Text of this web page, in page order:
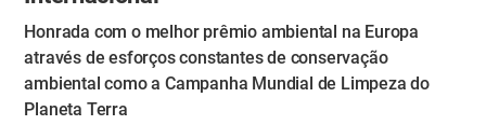
Honrada com o melhor prêmio ambiental na Europa
através de esforços constantes de conservação
ambiental como a Campanha Mundial de Limpeza do
Planeta Terra